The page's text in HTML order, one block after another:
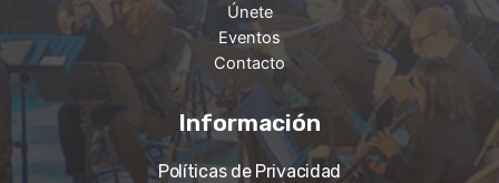
Únete
Eventos
Contacto
Información
Políticas de Privacidad